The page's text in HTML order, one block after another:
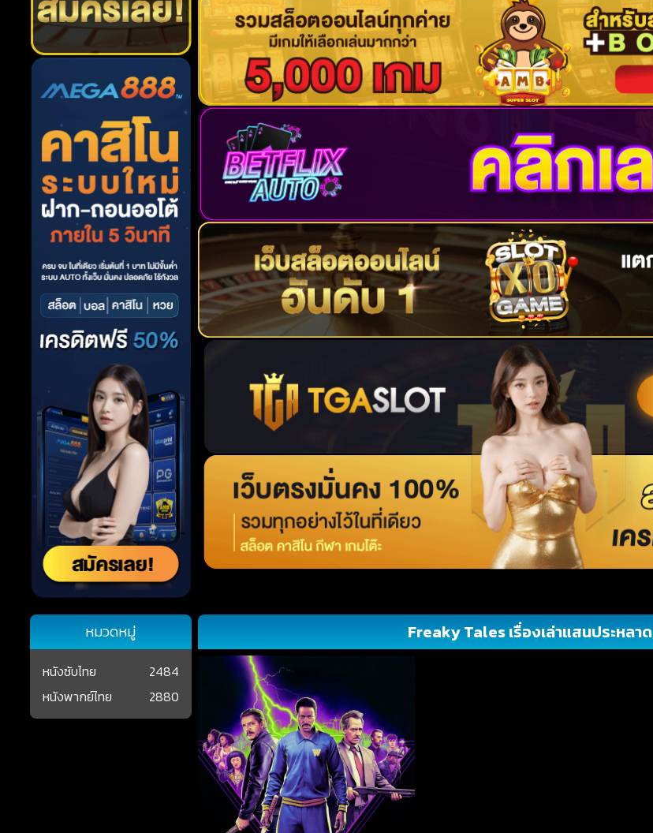
Freaky Tales เรื่องเล่าแสนประหลาด
หมวดหมู่
หนังซับไทย
2484
หนังพากย์ไทย
2880